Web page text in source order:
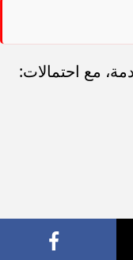
مع احتمالات: